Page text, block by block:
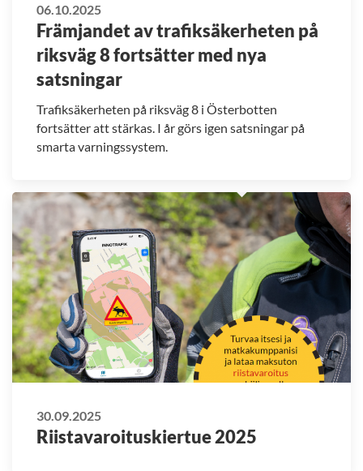
06.10.2025
Främjandet av trafiksäkerheten på
riksväg 8 fortsätter med nya
satsningar
Trafiksäkerheten på riksväg 8 i Österbotten
fortsätter att stärkas. I år görs igen satsningar på
smarta varningssystem.
30.09.2025
Riistavaroituskiertue 2025